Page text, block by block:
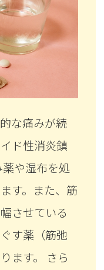
な痛みが続
ド性消炎鎮
や湿布を処
す。また、筋
させている
す薬（筋弛
ます。 さら